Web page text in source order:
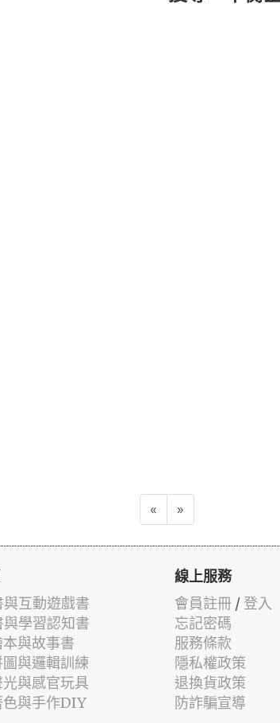
« »
互動遊戲書
學習認知書
與故事書
與邏輯訓練
光與感官玩具
色與手作DIY
線上服務
會員註冊 / 登入
忘記密碼
服務條款
隱私權政策
退換貨政策
防詐騙宣導